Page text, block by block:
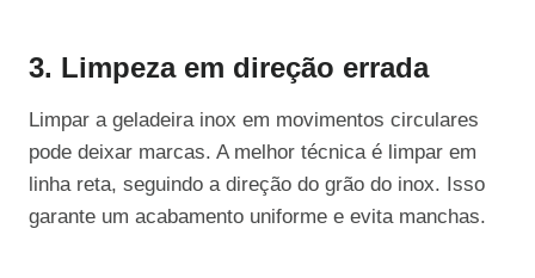
3. Limpeza em direção errada
Limpar a geladeira inox em movimentos circulares
pode deixar marcas. A melhor técnica é limpar em
linha reta, seguindo a direção do grão do inox. Isso
garante um acabamento uniforme e evita manchas.